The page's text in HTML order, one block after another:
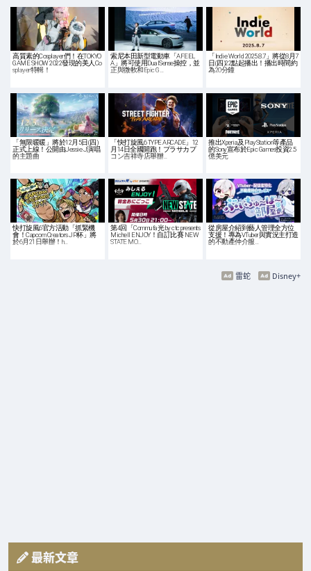
高質素的Cosplayer們！在TOKYO
GAME SHOW 2022發現的美人Co
splayer特輯！
索尼本田新型電動車「AFEEL
A」將可使用DualSense操控，並
正與微軟和Epic G…
「Indie World 2025.8.7」將從8月7
日(四)22點起播出！播出時間約
為20分鐘
「無限暖暖」將於12月5日(四)
正式上線！公開由Jessie J演唱
的主題曲
「快打旋風6 TYPE ARCADE」12
月14日全國開跑！プラサカプ
コン吉祥寺店舉辦…
推出Xperia及PlayStation等產品
的Sony宣布於Epic Games投資2.5
億美元
快打旋風6官方活動「抓緊機
會！Capcom Creators JP杯」將
於6月21日舉辦！h…
第4回「Commufa光 by ctc presents
Michell ENJOY！自訂比賽 NEW
STATE MO…
從房屋介紹到藝人管理全方位
支援！專為VTuber與實況主打造
的不動產仲介服…
Disney+
雷蛇
最新文章